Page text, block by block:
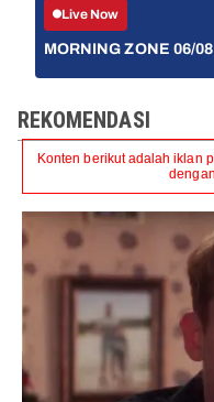
Live Now
MORNING ZONE 06/08